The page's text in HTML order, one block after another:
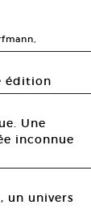
édition
Une
inconnue
un univers